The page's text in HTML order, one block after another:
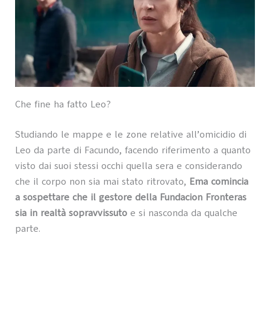
Che fine ha fatto Leo?
Studiando le mappe e le zone relative all’omicidio di
Leo da parte di Facundo, facendo riferimento a quanto
visto dai suoi stessi occhi quella sera e considerando
che il corpo non sia mai stato ritrovato, Ema comincia
a sospettare che il gestore della Fundacion Fronteras
sia in realtà sopravvissutoe si nasconda da qualche
parte.